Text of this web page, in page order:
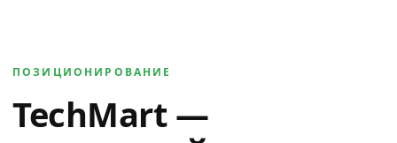
ПОЗИЦИОНИРОВАНИЕ
TechMart —